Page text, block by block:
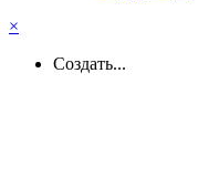
×
Создать...